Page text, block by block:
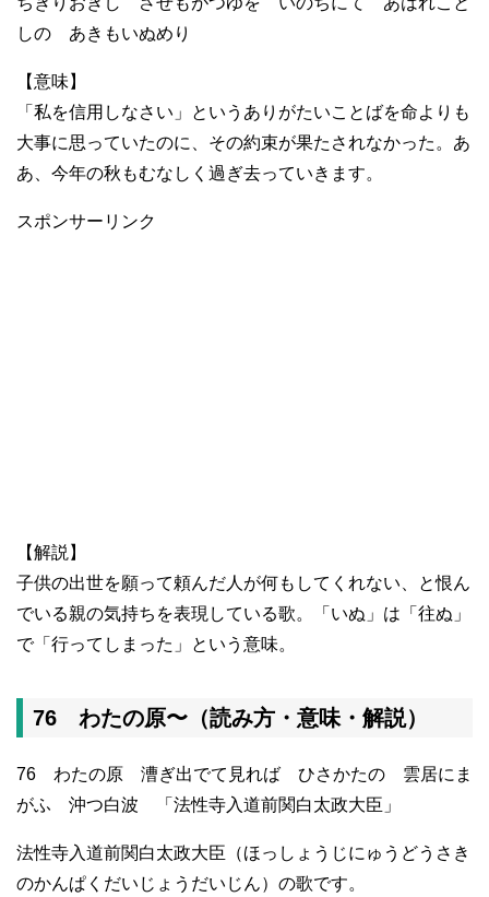
しの あきもいぬめり
【意味】
「私を信用しなさい」というありがたいことばを命よりも
大事に思っていたのに、その約束が果たされなかった。あ
あ、今年の秋もむなしく過ぎ去っていきます。
スポンサーリンク
【解説】
子供の出世を願って頼んだ人が何もしてくれない、と恨ん
でいる親の気持ちを表現している歌。「いぬ」は「往ぬ」
で「行ってしまった」という意味。
76 わたの原〜（読み方・意味・解説）
76 わたの原 漕ぎ出でて見れば ひさかたの 雲居にま
がふ 沖つ白波 「法性寺入道前関白太政大臣」
法性寺入道前関白太政大臣（ほっしょうじにゅうどうさき
のかんぱくだいじょうだいじん）の歌です。